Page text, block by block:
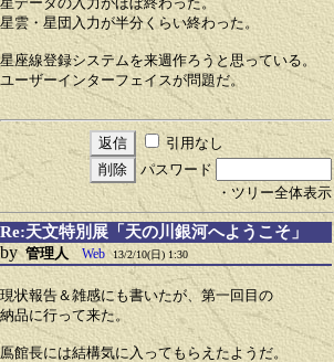
星雲・星団入力が半分くらい終わった。
星座線登録システムを来週作ろうと思っている。
ユーザーインターフェイスが問題だ。
引用なし
パスワード
・ツリー全体表示
Re:天文特別展「天の川銀河へようこそ」
by 管理人 Web 13/2/10(日) 1:30
現状報告＆雑感にも書いたが、第一回目の
納品に行って来た。
鳫館長には結構気に入ってもらえたようだ。